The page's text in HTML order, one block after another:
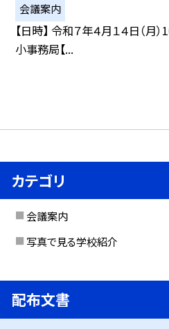
会議案内
【日時】 令和７年４月１４日（月
小事務局【...
カテゴリ
会議案内
写真で見る学校紹介
配布文書